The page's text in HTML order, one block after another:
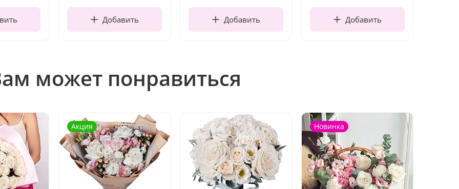
Добавить Добавить Добавить
может понравиться
Акция Новинка